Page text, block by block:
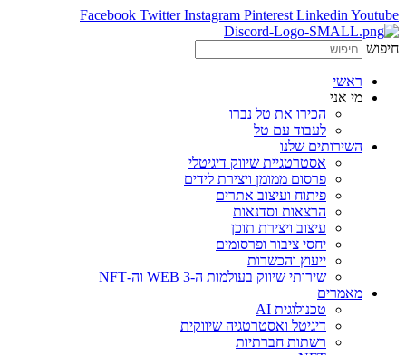
Facebook Twitter Instagram Pinterest Linkedin Youtube
חיפוש
ראשי
מי אני
הכירו את טל נברו
לעבוד עם טל
השירותים שלנו
אסטרטגיית שיווק דיגיטלי
פרסום ממומן ויצירת לידים
פיתוח ועיצוב אתרים
הרצאות וסדנאות
עיצוב ויצירת תוכן
יחסי ציבור ופרסומים
ייעוץ והכשרות
שירותי שיווק בעולמות ה-WEB 3 וה-NFT
מאמרים
טכנולוגית AI
דיגיטל ואסטרטגיה שיווקית
רשתות חברתיות